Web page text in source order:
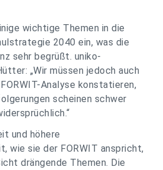
wichtige Themen in die
2040 ein, was die
sehr begrüßt. uniko-
„Wir müssen jedoch auch
Analyse konstatieren,
scheinen schwer
und höhere
wie sie der FORWIT anspricht,
drängende Themen. Die